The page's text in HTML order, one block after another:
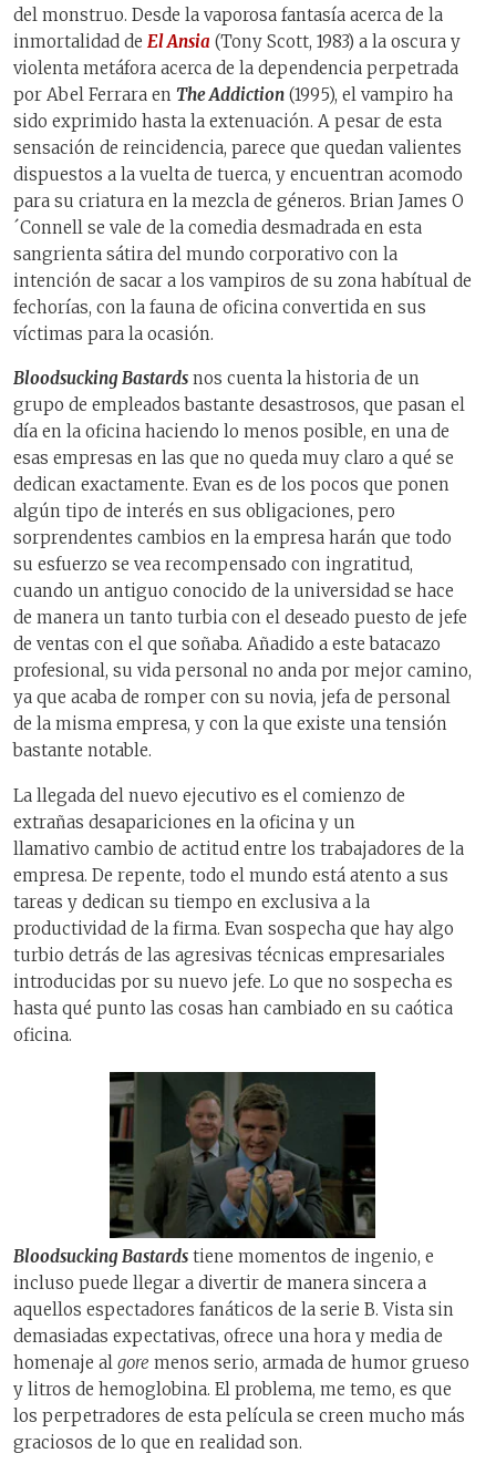
del monstruo. Desde la vaporosa fantasía acerca de la
inmortalidad de El Ansia (Tony Scott, 1983) a la oscura y
violenta metáfora acerca de la dependencia perpetrada
por Abel Ferrara en The Addiction (1995), el vampiro ha
sido exprimido hasta la extenuación. A pesar de esta
sensación de reincidencia, parece que quedan valientes
dispuestos a la vuelta de tuerca, y encuentran acomodo
para su criatura en la mezcla de géneros. Brian James O
´Connell se vale de la comedia desmadrada en esta
sangrienta sátira del mundo corporativo con la
intención de sacar a los vampiros de su zona habítual de
fechorías, con la fauna de oficina convertida en sus
víctimas para la ocasión.
Bloodsucking Bastards nos cuenta la historia de un
grupo de empleados bastante desastrosos, que pasan el
día en la oficina haciendo lo menos posible, en una de
esas empresas en las que no queda muy claro a qué se
dedican exactamente. Evan es de los pocos que ponen
algún tipo de interés en sus obligaciones, pero
sorprendentes cambios en la empresa harán que todo
su esfuerzo se vea recompensado con ingratitud,
cuando un antiguo conocido de la universidad se hace
de manera un tanto turbia con el deseado puesto de jefe
de ventas con el que soñaba. Añadido a este batacazo
profesional, su vida personal no anda por mejor camino,
ya que acaba de romper con su novia, jefa de personal
de la misma empresa, y con la que existe una tensión
bastante notable.
La llegada del nuevo ejecutivo es el comienzo de
extrañas desapariciones en la oficina y un
llamativo cambio de actitud entre los trabajadores de la
empresa. De repente, todo el mundo está atento a sus
tareas y dedican su tiempo en exclusiva a la
productividad de la firma. Evan sospecha que hay algo
turbio detrás de las agresivas técnicas empresariales
introducidas por su nuevo jefe. Lo que no sospecha es
hasta qué punto las cosas han cambiado en su caótica
oficina.
Bloodsucking Bastards tiene momentos de ingenio, e
incluso puede llegar a divertir de manera sincera a
aquellos espectadores fanáticos de la serie B. Vista sin
demasiadas expectativas, ofrece una hora y media de
homenaje al gore menos serio, armada de humor grueso
y litros de hemoglobina. El problema, me temo, es que
los perpetradores de esta película se creen mucho más
graciosos de lo que en realidad son.